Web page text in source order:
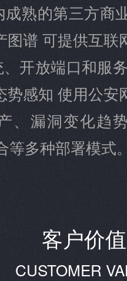
熟的第三方商
图谱 可提供互
开放端口和服
势感知 使用公
、漏洞变化趋
等多种部署模式
客户价值
CUSTOMER